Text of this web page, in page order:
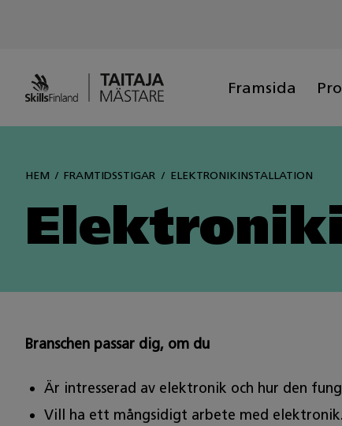
Framsida
HEM FRAMTIDSSTIGAR ELEKTRONIKINSTALLATION
Branschen passar dig, om du
Är intresserad av elektronik och hur den
Vill ha ett mångsidigt arbete med elektronik.